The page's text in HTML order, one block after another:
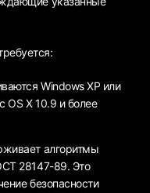
Windows XP или
OS X 10.9 и более
алгоритмы
28147-89. Это
безопасности